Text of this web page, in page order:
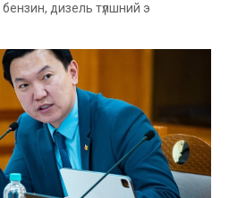
дизель түлшний э